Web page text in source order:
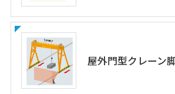
屋外門型クレーン